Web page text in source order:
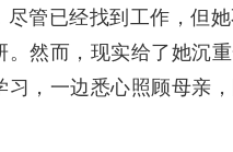
管已经找到工作，但
然而，现实给了她沉
，一边悉心照顾母亲